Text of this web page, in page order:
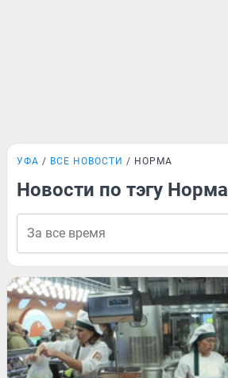
УФА ВСЕ НОВОСТИ НОРМА
Новости по тэгу Норма